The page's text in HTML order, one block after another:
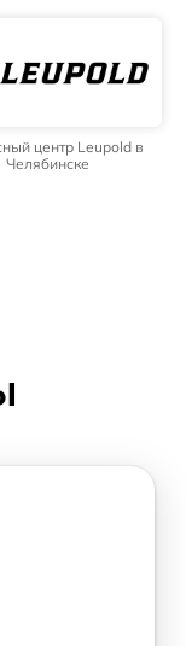
центр Leupold в
Челябинске